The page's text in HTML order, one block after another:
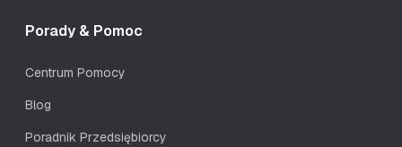
Porady & Pomoc
Centrum Pomocy
Blog
Poradnik Przedsiębiorcy